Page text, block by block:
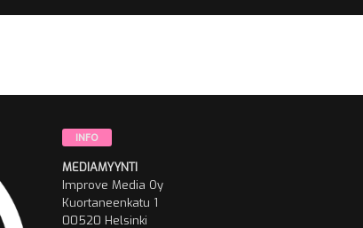
INFO
MEDIAMYYNTI
Improve Media Oy
Kuortaneenkatu 1
00520 Helsinki